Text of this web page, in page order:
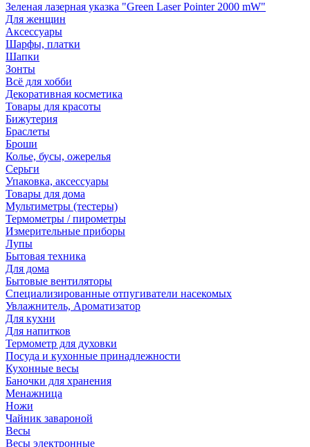
Зеленая лазерная указка "Green Laser Pointer 2000 mW"
Для женщин
Аксессуары
Шарфы, платки
Шапки
Зонты
Всё для хобби
Декоративная косметика
Товары для красоты
Бижутерия
Браслеты
Броши
Колье, бусы, ожерелья
Серьги
Упаковка, аксессуары
Товары для дома
Мультиметры (тестеры)
Термометры / пирометры
Измерительные приборы
Лупы
Бытовая техника
Для дома
Бытовые вентиляторы
Специализированные отпугиватели насекомых
Увлажнитель, Ароматизатор
Для кухни
Для напитков
Термометр для духовки
Посуда и кухонные принадлежности
Кухонные весы
Баночки для хранения
Менажница
Ножи
Чайник завароной
Весы
Весы электронные